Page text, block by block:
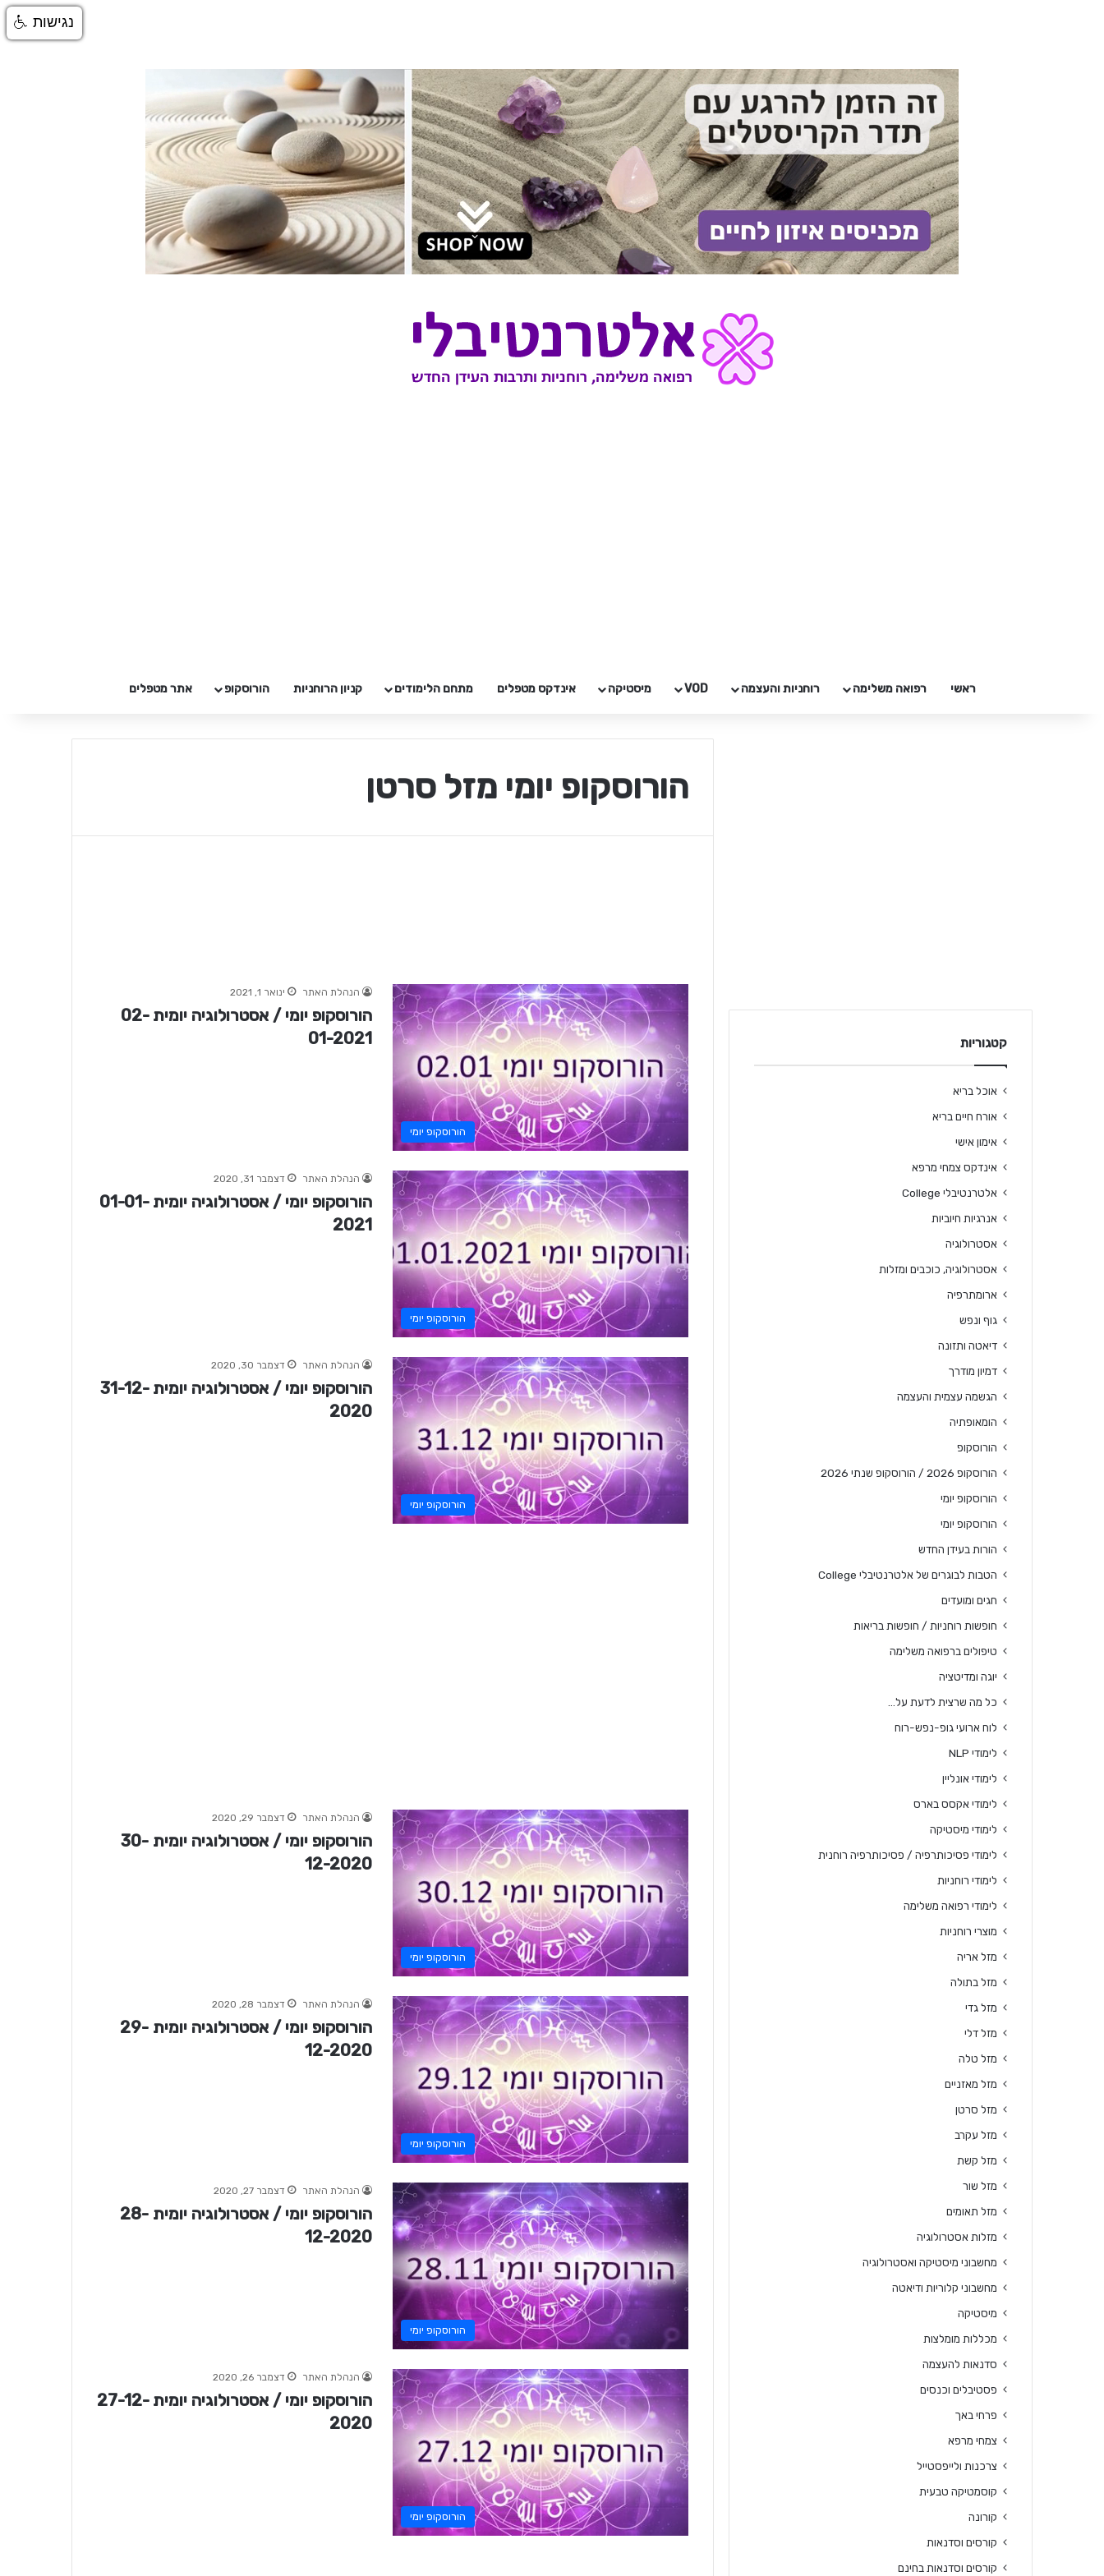
ראשי רפואה משלימה רוחניות והעצמה VOD מיסטיקה אינדקס מטפלים מתחם הלימודים קניון הרוחניות הורוסקופ אתר מטפלים
הורוסקופ יומי מזל סרטן
הורוסקופ יומי
הנהלת האתר ינואר 1, 2021
הורוסקופ יומי / אסטרולוגיה יומית 02-
01-2021
הורוסקופ יומי
הנהלת האתר דצמבר 31, 2020
הורוסקופ יומי / אסטרולוגיה יומית 01-01-
2021
הורוסקופ יומי
הנהלת האתר דצמבר 30, 2020
הורוסקופ יומי / אסטרולוגיה יומית 31-12-
2020
הורוסקופ יומי
הנהלת האתר דצמבר 29, 2020
הורוסקופ יומי / אסטרולוגיה יומית 30-
12-2020
הורוסקופ יומי
הנהלת האתר דצמבר 28, 2020
הורוסקופ יומי / אסטרולוגיה יומית 29-
12-2020
הורוסקופ יומי
הנהלת האתר דצמבר 27, 2020
הורוסקופ יומי / אסטרולוגיה יומית 28-
12-2020
הורוסקופ יומי
הנהלת האתר דצמבר 26, 2020
הורוסקופ יומי / אסטרולוגיה יומית 27-12-
2020
קטגוריות
אוכל בריא
אורח חיים בריא
אימון אישי
אינדקס צמחי מרפא
אלטרנטיבלי College
אנרגיות חיוביות
אסטרולוגיה
אסטרולוגיה, כוכבים ומזלות
ארומתרפיה
גוף ונפש
דיאטה ותזונה
דמיון מודרך
הגשמה עצמית והעצמה
הומאופתיה
הורוסקופ
הורוסקופ 2026 / הורוסקופ שנתי 2026
הורוסקופ יומי
הורוסקופ יומי
הורות בעידן החדש
הטבות לבוגרים של אלטרנטיבלי College
חגים ומועדים
חופשות רוחניות / חופשות בריאות
טיפולים ברפואה משלימה
יוגה ומדיטציה
כל מה שרצית לדעת על…
לוח ארועי גופ-נפש-רוח
לימודי NLP
לימודי אונליין
לימודי אקסס בארס
לימודי מיסטיקה
לימודי פסיכותרפיה / פסיכותרפיה רוחנית
לימודי רוחניות
לימודי רפואה משלימה
מוצרי רוחניות
מזל אריה
מזל בתולה
מזל גדי
מזל דלי
מזל טלה
מזל מאזניים
מזל סרטן
מזל עקרב
מזל קשת
מזל שור
מזל תאומים
מזלות אסטרולוגיה
מחשבוני מיסטיקה ואסטרולוגיה
מחשבוני קלוריות ודיאטה
מיסטיקה
מכללות מומלצות
סדנאות להעצמה
פסטיבלים וכנסים
פרחי באך
צמחי מרפא
צרכנות ולייפסטייל
קוסמטיקה טבעית
קורונה
קורסים וסדנאות
קורסים וסדנאות בחינם
נגישות